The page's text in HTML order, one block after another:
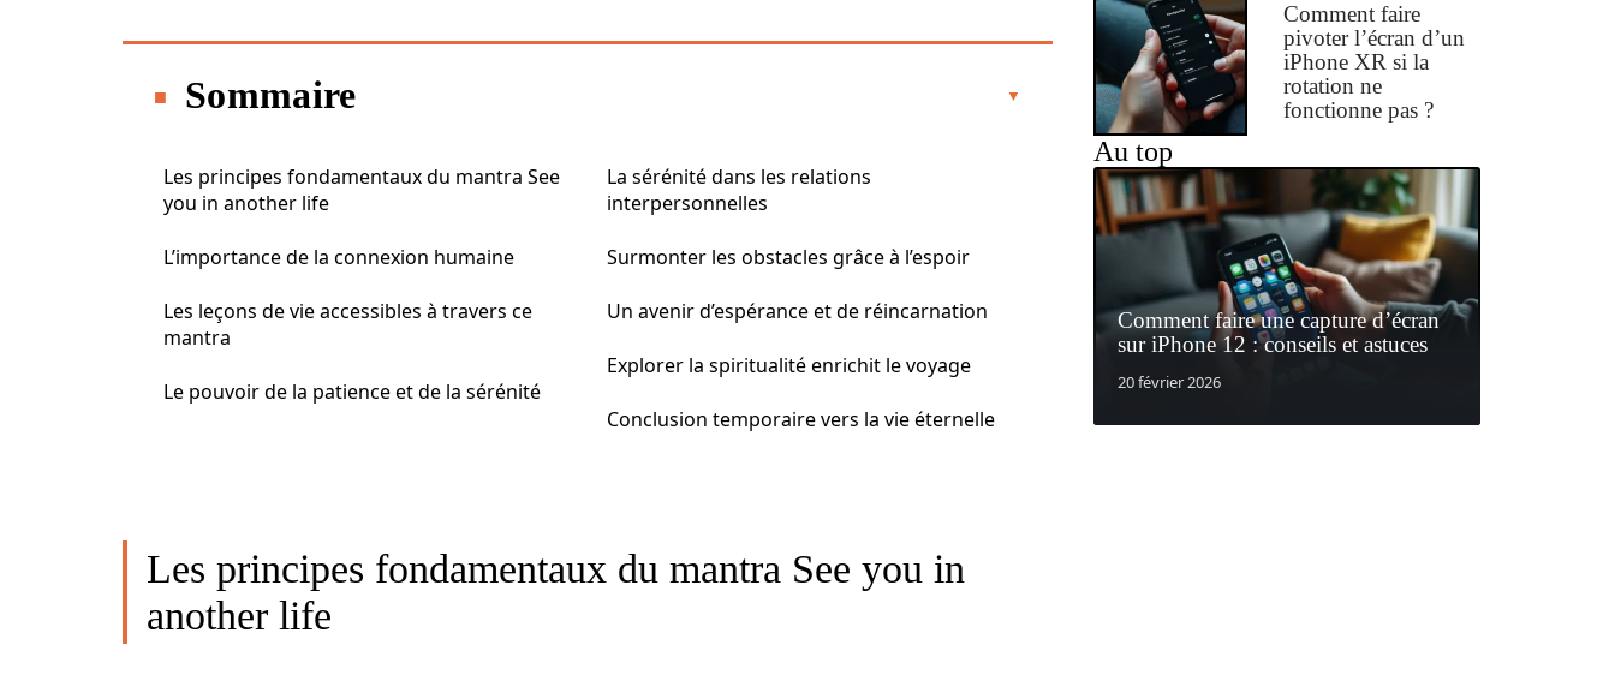
Sommaire
Les principes fondamentaux du mantra See
you in another life
L’importance de la connexion humaine
Les leçons de vie accessibles à travers ce
mantra
Le pouvoir de la patience et de la sérénité
La sérénité dans les relations
interpersonnelles
Surmonter les obstacles grâce à l’espoir
Un avenir d’espérance et de réincarnation
Explorer la spiritualité enrichit le voyage
Conclusion temporaire vers la vie éternelle
Les principes fondamentaux du mantra See you in
another life
Comment faire
pivoter l’écran d’un
iPhone XR si la
rotation ne
fonctionne pas ?
Au top
Comment faire une capture d’écran
sur iPhone 12 : conseils et astuces
20 février 2026